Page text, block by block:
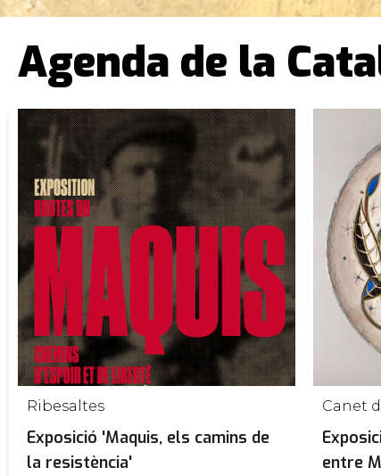
Agenda de la
Ribesaltes
Exposició 'Maquis, els camins de
la resistència'
Canet
entre